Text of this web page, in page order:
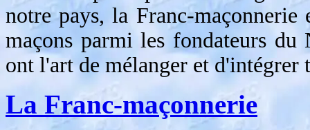
notre pays, la Franc-
maçons parmi les fondateurs du
ont l'art de mélanger et d'intégrer
La Franc-maçonnerie